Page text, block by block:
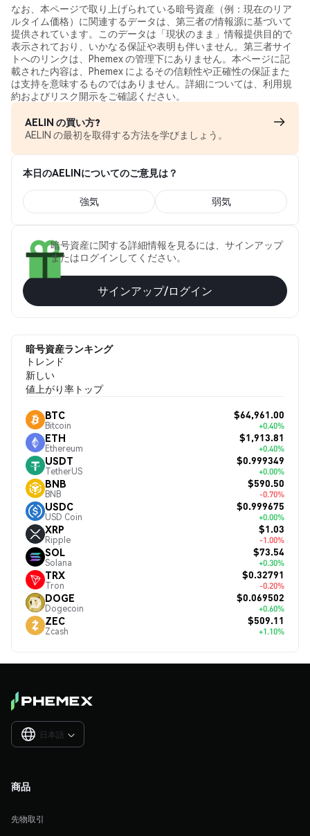
なお、本ページで取り上げられている暗号資産（例：現在のリア
ルタイム価格）に関連するデータは、第三者の情報源に基づいて
提供されています。このデータは「現状のまま」情報提供目的で
表示されており、いかなる保証や表明も伴いません。第三者サイ
トへのリンクは、Phemex の管理下にありません。本ページに記
載された内容は、Phemex によるその信頼性や正確性の保証また
は支持を意味するものではありません。詳細については、利用規
約およびリスク開示をご確認ください。
AELIN の買い方?
AELIN の最初を取得する方法を学びましょう。
本日のAELINについてのご意見は？
強気 弱気
暗号資産に関する詳細情報を見るには、サインアップ
またはログインしてください。
サインアップ/ログイン
暗号資産ランキング
トレンド
新しい
値上がり率トップ
BTC
Bitcoin
$64,961.00
+0.40%
ETH
Ethereum
$1,913.81
+0.40%
USDT
TetherUS
$0.999349
+0.00%
BNB
BNB
$590.50
-0.70%
USDC
USD Coin
$0.999675
+0.00%
XRP
Ripple
$1.03
-1.00%
SOL
Solana
$73.54
+0.30%
TRX
Tron
$0.32791
-0.20%
DOGE
Dogecoin
$0.069502
+0.60%
ZEC
Zcash
$509.11
+1.10%
日本語 
商品
先物取引